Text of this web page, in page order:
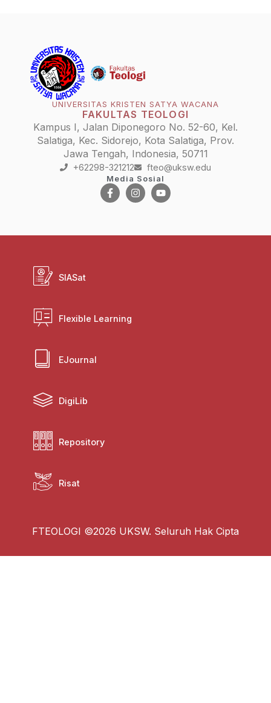
UNIVERSITAS KRISTEN SATYA WACANA
FAKULTAS TEOLOGI
Kampus I, Jalan Diponegoro No. 52-60, Kel.
Salatiga, Kec. Sidorejo, Kota Salatiga, Prov.
Jawa Tengah, Indonesia, 50711
+62298-321212 fteo@uksw.edu
Media Sosial
SIASat
Flexible Learning
EJournal
DigiLib
Repository
Risat
FTEOLOGI ©2026 UKSW. Seluruh Hak Cipta